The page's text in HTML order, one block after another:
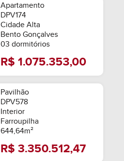
Apartamento
DPV174
Cidade Alta
Bento Gonçalves
03 dormitórios
R$ 1.075.353,00
Pavilhão
DPV578
Interior
Farroupilha
644,64m²
R$ 3.350.512,47